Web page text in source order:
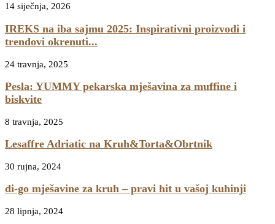
14 siječnja, 2026
IREKS na iba sajmu 2025: Inspirativni proizvodi i
trendovi okrenuti...
24 travnja, 2025
Pesla: YUMMY pekarska mješavina za muffine i
biskvite
8 travnja, 2025
Lesaffre Adriatic na Kruh&Torta&Obrtnik
30 rujna, 2024
di-go mješavine za kruh – pravi hit u vašoj kuhinji
28 lipnja, 2024